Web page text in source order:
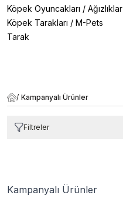
Köpek Oyuncakları / Ağızlıklar
Köpek Tarakları / M-Pets
Tarak
/ Kampanyalı Ürünler
Filtreler
Kampanyalı Ürünler